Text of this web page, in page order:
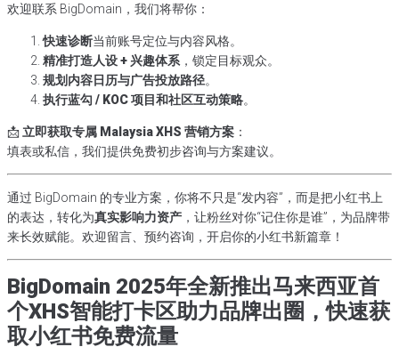
欢迎联系 BigDomain，我们将帮你：
快速诊断当前账号定位与内容风格。
精准打造人设 + 兴趣体系 ，锁定目标观众。
规划内容日历与广告投放路径。
执行蓝勾 / KOC 项目和社区互动策略。
📩 立即获取专属 Malaysia XHS 营销方案 ：
填表或私信，我们提供免费初步咨询与方案建议。
通过 BigDomain 的专业方案，你将不只是“发内容”，而是把小红书上
的表达，转化为真实影响力资产 ，让粉丝对你“记住你是谁”，为品牌带
来长效赋能。欢迎留言、预约咨询，开启你的小红书新篇章！
BigDomain 2025年全新推出马来西亚首
个XHS智能打卡区助力品牌出圈，快速获
取小红书免费流量